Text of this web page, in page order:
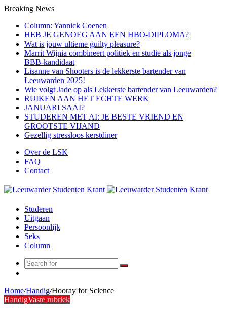
Breaking News
Column: Yannick Coenen
HEB JE GENOEG AAN EEN HBO-DIPLOMA?
Wat is jouw ultieme guilty pleasure?
Marrit Wijnia combineert politiek en studie als jonge
BBB‑kandidaat
Lisanne van Shooters is de lekkerste bartender van
Leeuwarden 2025!
Wie volgt Jade op als Lekkerste bartender van Leeuwarden?
RUIKEN AAN HET ECHTE WERK
JANUARI SAAI?
STUDEREN MET AI: JE BESTE VRIEND EN
GROOTSTE VIJAND
Gezellig stressloos kerstdiner
Over de LSK
FAQ
Contact
Menu
Studeren
Uitgaan
Persoonlijk
Seks
Column
Search
Home/Handig/Hooray for Science
HandigVaste rubriek